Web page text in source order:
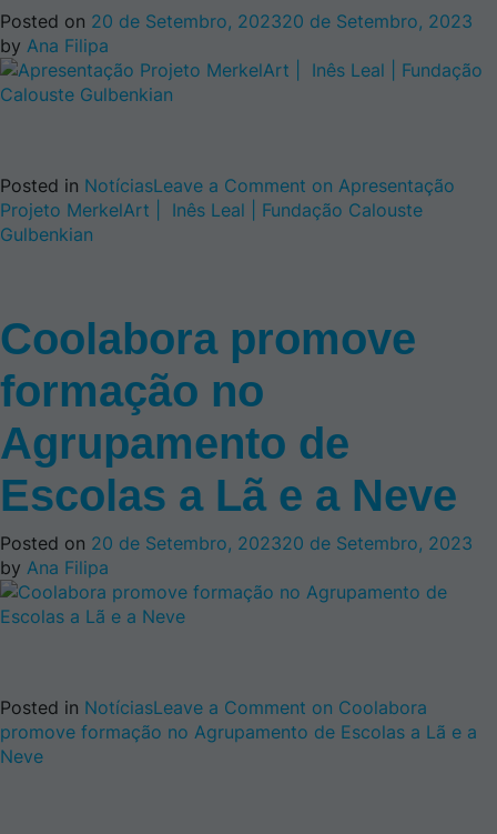
Posted on 20 de Setembro, 202320 de Setembro, 2023
by Ana Filipa
Posted in NotíciasLeave a Comment on Apresentação
Projeto MerkelArt | Inês Leal | Fundação Calouste
Gulbenkian
Coolabora promove
formação no
Agrupamento de
Escolas a Lã e a Neve
Posted on 20 de Setembro, 202320 de Setembro, 2023
by Ana Filipa
Posted in NotíciasLeave a Comment on Coolabora
promove formação no Agrupamento de Escolas a Lã e a
Neve